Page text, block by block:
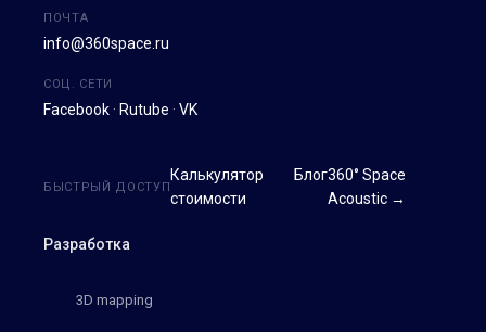
ПОЧТА
info@360space.ru
СОЦ. СЕТИ
Facebook · Rutube · VK
Разработка
3D mapping
БЫСТРЫЙ ДОСТУП
Калькулятор
стоимости
Блог360° Space
Acoustic →